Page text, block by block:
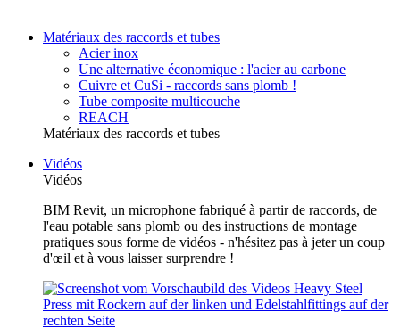
Matériaux des raccords et tubes
Acier inox
Une alternative économique : l'acier au carbone
Cuivre et CuSi - raccords sans plomb !
Tube composite multicouche
REACH
Matériaux des raccords et tubes
Vidéos
Vidéos
BIM Revit, un microphone fabriqué à partir de raccords, de
l'eau potable sans plomb ou des instructions de montage
pratiques sous forme de vidéos - n'hésitez pas à jeter un coup
d'œil et à vous laisser surprendre !